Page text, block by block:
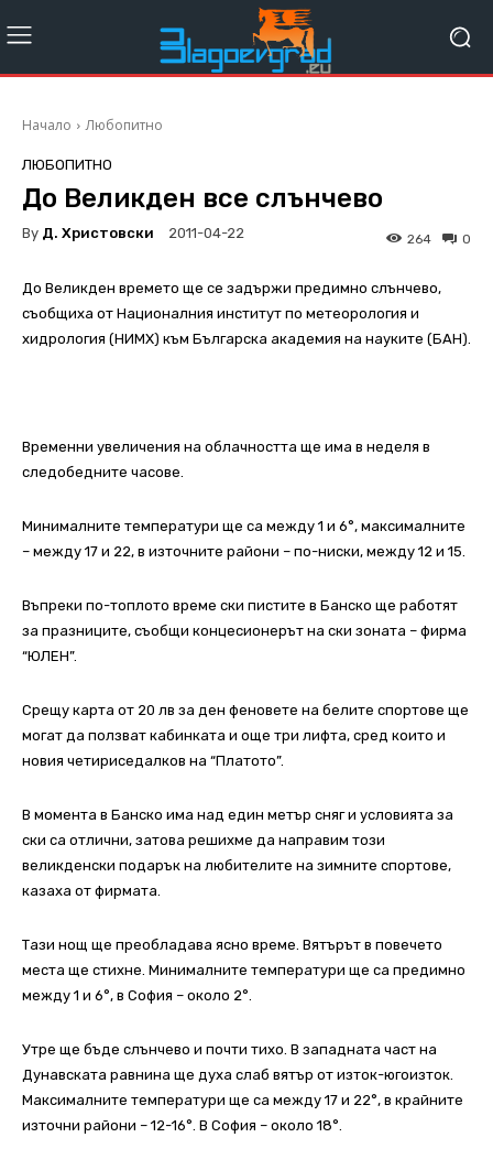
Начало Любопитно
ЛЮБОПИТНО
До Великден все слънчево
By Д. Христовски 2011-04-22 0
264
До Великден времето ще се задържи предимно слънчево,
съобщиха от Националния институт по метеорология и
хидрология (НИМХ) към Българска академия на науките (БАН).
Временни увеличения на облачността ще има в неделя в
следобедните часове.
Минималните температури ще са между 1 и 6°, максималните
– между 17 и 22, в източните райони – по-ниски, между 12 и 15.
Въпреки по-топлото време ски пистите в Банско ще работят
за празниците, съобщи концесионерът на ски зоната – фирма
“ЮЛЕН”.
Срещу карта от 20 лв за ден феновете на белите спортове ще
могат да ползват кабинката и още три лифта, сред които и
новия четириседалков на “Платото”.
В момента в Банско има над един метър сняг и условията за
ски са отлични, затова решихме да направим този
великденски подарък на любителите на зимните спортове,
казаха от фирмата.
Тази нощ ще преобладава ясно време. Вятърът в повечето
места ще стихне. Минималните температури ще са предимно
между 1 и 6°, в София – около 2°.
Утре ще бъде слънчево и почти тихо. В западната част на
Дунавската равнина ще духа слаб вятър от изток-югоизток.
Максималните температури ще са между 17 и 22°, в крайните
източни райони – 12-16°. В София – около 18°.